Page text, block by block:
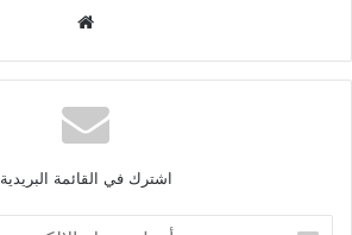
ق
ع
ا
ي
اشترك في القائمة البريدية